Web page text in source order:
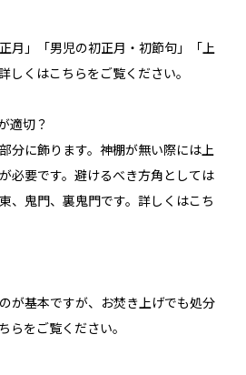
月」「男児の初正月・初節句」「上
しくはこちらをご覧ください。
適切？
分に飾ります。神棚が無い際には上
必要です。避けるべき方角としては
、鬼門、裏鬼門です。詳しくはこち
が基本ですが、お焚き上げでも処分
らをご覧ください。